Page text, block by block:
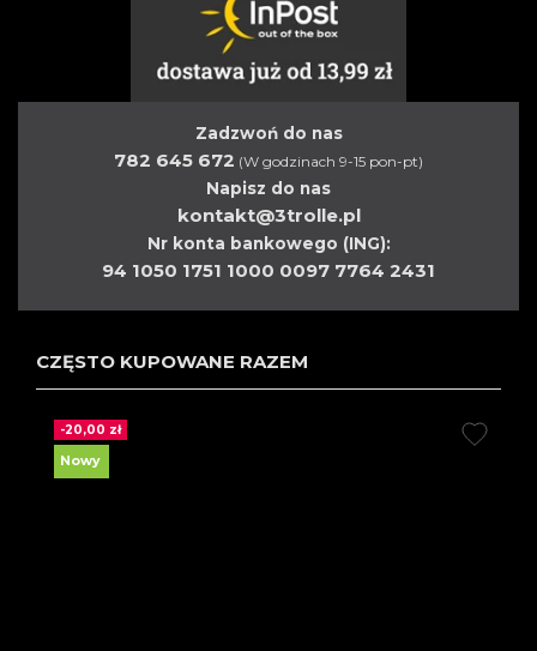
Zadzwoń do nas
782 645 672 (W godzinach 9-15 pon-pt)
Napisz do nas
kontakt@3trolle.pl
Nr konta bankowego (ING):
94 1050 1751 1000 0097 7764 2431
CZĘSTO KUPOWANE RAZEM
-20,00 zł
Nowy